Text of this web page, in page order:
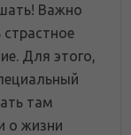
Важно
Для этого,
там
о жизни